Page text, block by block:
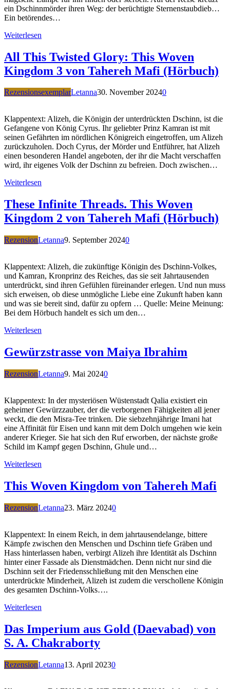
ein Dschinnmörder ihren Weg: der berüchtigte Sternenstaubdieb…
Ein betörendes…
Weiterlesen
All This Twisted Glory: This Woven
Kingdom 3 von Tahereh Mafi (Hörbuch)
RezensionsexemplarLetanna30. November 20240
Klappentext: Alizeh, die Königin der unterdrückten Dschinn, ist die
Gefangene von König Cyrus. Ihr geliebter Prinz Kamran ist mit
seinen Gefährten im nördlichen Königreich eingetroffen, um Alizeh
zurückzuholen. Doch Cyrus, der Mörder und Entführer, hat Alizeh
einen besonderen Handel angeboten, der ihr die Macht verschaffen
wird, ihr eigenes Volk der Dschinn zu befreien. Doch zwischen…
Weiterlesen
These Infinite Threads. This Woven
Kingdom 2 von Tahereh Mafi (Hörbuch)
RezensionLetanna9. September 20240
Klappentext: Alizeh, die zukünftige Königin des Dschinn-Volkes,
und Kamran, Kronprinz des Reiches, das sie seit Jahrtausenden
unterdrückt, sind ihren Gefühlen füreinander erlegen. Und nun muss
sich erweisen, ob diese unmögliche Liebe eine Zukunft haben kann
und was sie bereit sind, dafür zu opfern … Quelle: Meine Meinung:
Bei dem Hörbuch handelt es sich um den…
Weiterlesen
Gewürzstrasse von Maiya Ibrahim
RezensionLetanna9. Mai 20240
Klappentext: In der mysteriösen Wüstenstadt Qalia existiert ein
geheimer Gewürzzauber, der die verborgenen Fähigkeiten all jener
weckt, die den Misra-Tee trinken. Die siebzehnjährige Imani hat
eine Affinität für Eisen und kann mit dem Dolch umgehen wie kein
anderer Krieger. Sie hat sich den Ruf erworben, der nächste große
Schild im Kampf gegen Dschinn, Ghule und…
Weiterlesen
This Woven Kingdom von Tahereh Mafi
RezensionLetanna23. März 20240
Klappentext: In einem Reich, in dem jahrtausendelange, bittere
Kämpfe zwischen den Menschen und Dschinn tiefe Gräben und
Hass hinterlassen haben, verbirgt Alizeh ihre Identität als Dschinn
hinter einer Fassade als Dienstmädchen. Denn nicht nur sind die
Dschinn seit der Friedensschließung mit den Menschen eine
unterdrückte Minderheit, Alizeh ist zudem die verschollene Königin
des gesamten Dschinn-Volks….
Weiterlesen
Das Imperium aus Gold (Daevabad) von
S. A. Chakraborty
RezensionLetanna13. April 20230